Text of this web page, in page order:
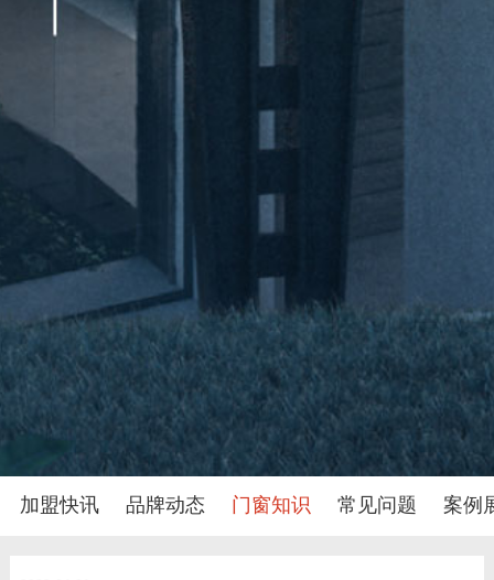
加盟快讯 品牌动态 门窗知识 常见问题 案例